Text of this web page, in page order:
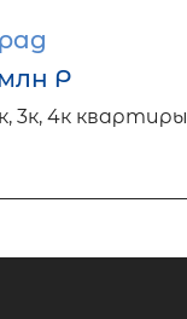
Р
3к, 4к квартиры